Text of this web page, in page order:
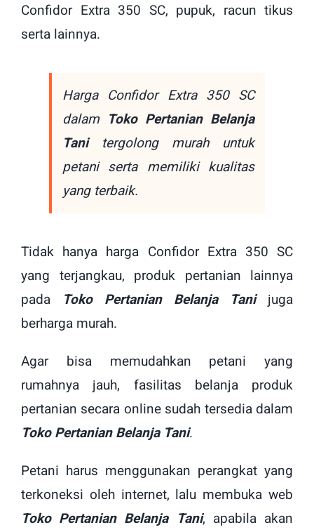
Confidor Extra 350 SC, pupuk, racun tikus
serta lainnya.
Harga Confidor Extra 350 SC
dalam Toko Pertanian Belanja
Tanitergolong murah untuk
petani serta memiliki kualitas
yang terbaik.
Tidak hanya harga Confidor Extra 350 SC
yang terjangkau, produk pertanian lainnya
pada
Toko Pertanian Belanja Tanijuga
berharga murah.
Agar bisa memudahkan petani yang
rumahnya jauh, fasilitas belanja produk
pertanian secara online sudah tersedia dalam
Toko Pertanian Belanja Tani.
Petani harus menggunakan perangkat yang
terkoneksi oleh internet, lalu membuka web
Toko Pertanian Belanja Tani, apabila akan